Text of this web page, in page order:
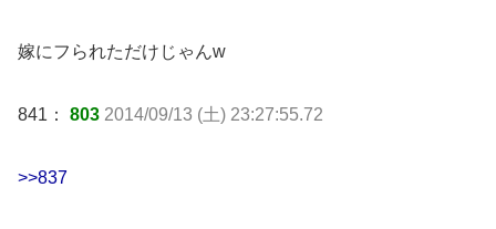
嫁にフられただけじゃんw
841： 803 2014/09/13 (土) 23:27:55.72
>>837